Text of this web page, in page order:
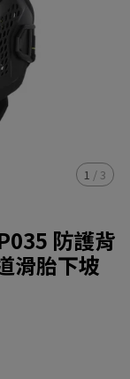
1 / 3
防護背
滑胎下坡